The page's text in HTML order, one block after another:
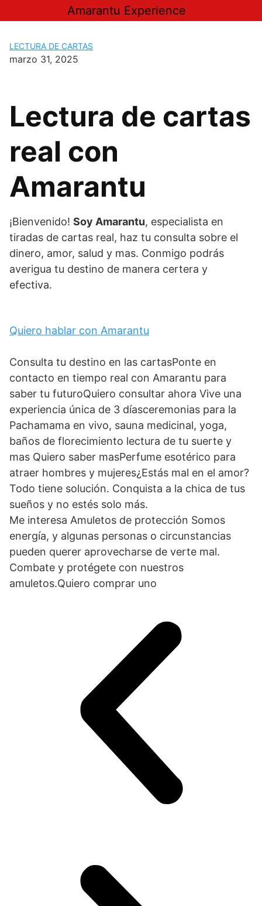
al
Amarantu Experience
LECTURA DE CARTAS
marzo 31, 2025
Lectura de cartas
real con
Amarantu
¡Bienvenido! Soy Amarantu, especialista en
tiradas de cartas real, haz tu consulta sobre el
dinero, amor, salud y mas. Conmigo podrás
averigua tu destino de manera certera y
efectiva.
Quiero hablar con Amarantu
Consulta tu destino en las cartasPonte en
contacto en tiempo real con Amarantu para
saber tu futuroQuiero consultar ahora Vive una
experiencia única de 3 díasceremonias para la
Pachamama en vivo, sauna medicinal, yoga,
baños de florecimiento lectura de tu suerte y
mas Quiero saber masPerfume esotérico para
atraer hombres y mujeres¿Estás mal en el amor?
Todo tiene solución. Conquista a la chica de tus
sueños y no estés solo más.
Me interesa Amuletos de protección Somos
energía, y algunas personas o circunstancias
pueden querer aprovecharse de verte mal.
Combate y protégete con nuestros
amuletos.Quiero comprar uno